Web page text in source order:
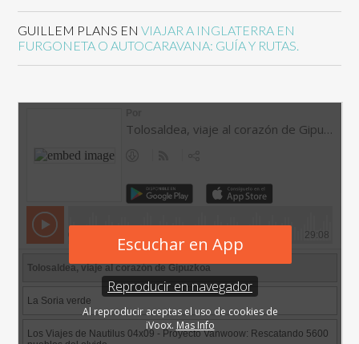
GUILLEM PLANS ENVIAJAR A INGLATERRA EN
FURGONETA O AUTOCARAVANA: GUÍA Y RUTAS.